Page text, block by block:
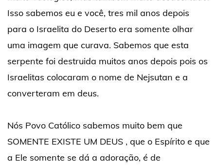
Isso sabemos eu e você, tres mil anos depois
para o Israelita do Deserto era somente olhar
uma imagem que curava. Sabemos que esta
serpente foi destruida muitos anos depois pois os
Israelitas colocaram o nome de Nejsutan e a
converteram em deus.
Nós Povo Católico sabemos muito bem que
SOMENTE EXISTE UM DEUS , que o Espírito e que
a Ele somente se dá a adoração, é de